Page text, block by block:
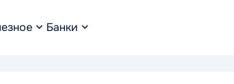
Банки